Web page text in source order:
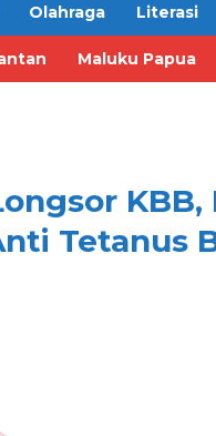
Olahraga Literasi
Maluku Papua
KBB,
Tetanus